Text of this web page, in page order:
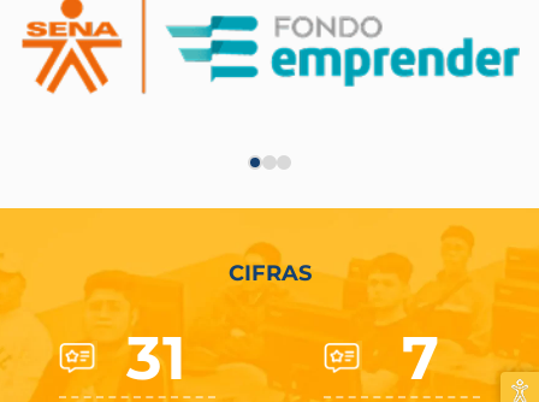
CIFRAS
31 7